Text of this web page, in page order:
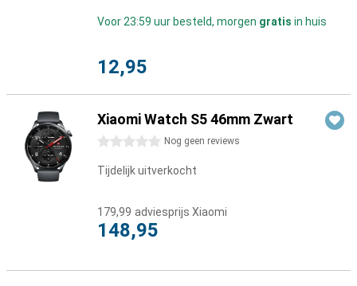
Voor 23:59 uur besteld, morgen gratis in huis
12,95
Xiaomi Watch S5 46mm Zwart
0 sterren Nog geen reviews
Tijdelijk uitverkocht
179,99 adviesprijs Xiaomi
148,95